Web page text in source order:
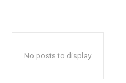
No posts to display